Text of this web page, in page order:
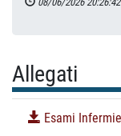
Allegati
Esami